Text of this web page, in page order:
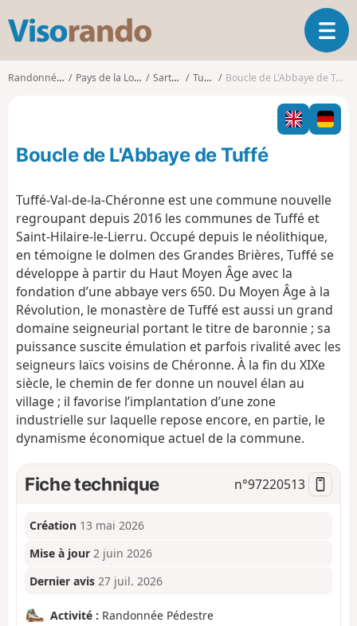
s
o
o
O
u
v
i
r
l
v
g
a
i
o
n
Randonnées Pays de la Loire Sarthe Tuffé Boucle de L'Abbaye de Tuffé
Boucle de L'Abbaye de Tuffé
Tuffé-Val-de-la-Chéronne est une commune nouvelle
regroupant depuis 2016 les communes de Tuffé et
Saint-Hilaire-le-Lierru. Occupé depuis le néolithique,
en témoigne le dolmen des Grandes Brières, Tuffé se
développe à partir du Haut Moyen Âge avec la
fondation d’une abbaye vers 650. Du Moyen Âge à la
Révolution, le monastère de Tuffé est aussi un grand
domaine seigneurial portant le titre de baronnie ; sa
puissance suscite émulation et parfois rivalité avec les
seigneurs laïcs voisins de Chéronne. À la fin du XIXe
siècle, le chemin de fer donne un nouvel élan au
village ; il favorise l’implantation d’une zone
industrielle sur laquelle repose encore, en partie, le
dynamisme économique actuel de la commune.
Fiche technique n°97220513
Création 13 mai 2026
Mise à jour 2 juin 2026
Dernier avis 27 juil. 2026
Activité : Randonnée Pédestre